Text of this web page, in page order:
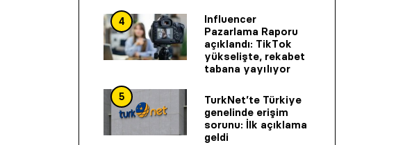
4
Influencer
Pazarlama Raporu
açıklandı: TikTok
yükselişte, rekabet
tabana yayılıyor
5
TurkNet’te Türkiye
genelinde erişim
sorunu: İlk açıklama
geldi